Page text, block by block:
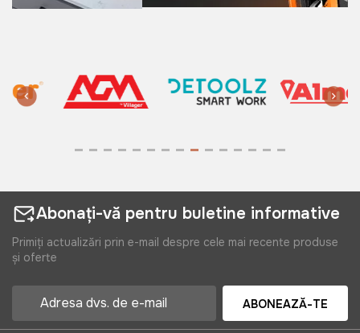
Abonați-vă pentru buletine informative
Primiți actualizări prin e-mail despre cele mai recente produse
și oferte
ABONEAZĂ-TE